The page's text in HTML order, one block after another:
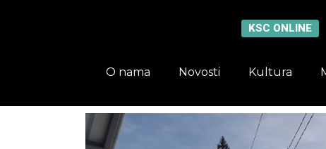
KSC ONLINE
O nama Novosti Kultura